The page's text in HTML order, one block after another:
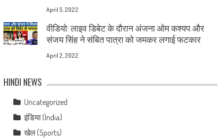
April 5, 2022
वीडियो: लाइव डिबेट के दौरान अंजना ओम कश्यप और
संजय सिंह ने संबित पात्रा को जमकर लगाई फटकार
April 2, 2022
HINDI NEWS
Uncategorized
इंडिया (India)
खेल (Sports)